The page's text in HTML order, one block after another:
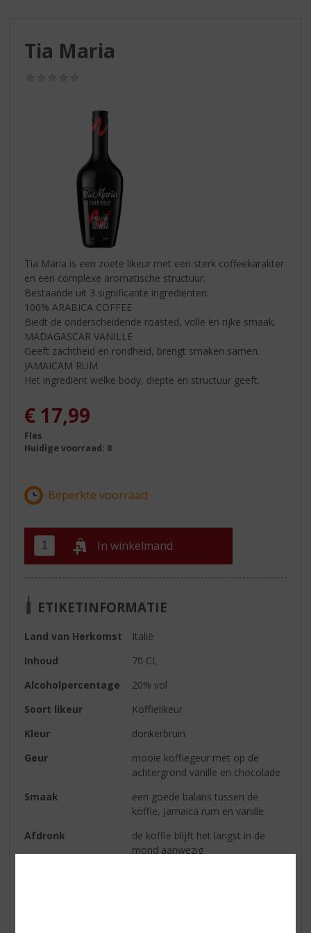
Tia Maria
Tia Maria is een zoete likeur met een sterk coffeekarakter
en een complexe aromatische structuur.
Bestaande uit 3 significante ingrediënten:
100% ARABICA COFFEE
Biedt de onderscheidende roasted, volle en rijke smaak.
MADAGASCAR VANILLE
Geeft zachtheid en rondheid, brengt smaken samen.
JAMAICAM RUM
Het ingrediënt welke body, diepte en structuur geeft.
€ 17,99
Fles
Huidige voorraad: 8
In winkelmand
ETIKETINFORMATIE
Land van Herkomst
Italië
Inhoud
70 CL
Alcoholpercentage
20% vol
Soort likeur
Koffielikeur
Kleur
donkerbruin
Geur
mooie koffiegeur met op de
achtergrond vanille en chocolade
Smaak
een goede balans tussen de
koffie, Jamaica rum en vanille
Afdronk
de koffie blijft het langst in de
mond aanwezig